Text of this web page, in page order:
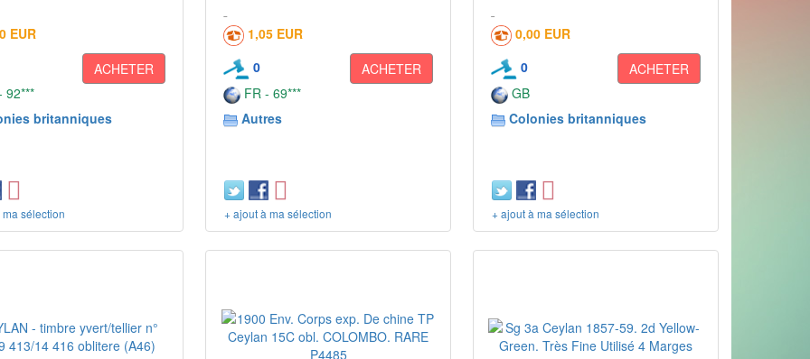
EUR
ACHETER
britanniques
sélection
1,05 EUR
0
ACHETER
FR - 69***
Autres
+ ajout à ma sélection
0,00 EUR
0
ACHETER
GB
Colonies britanniques
+ ajout à ma sélection